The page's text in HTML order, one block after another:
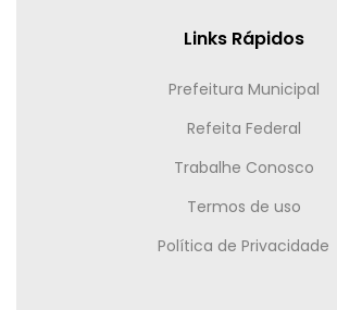
Links Rápidos
Prefeitura Municipal
Refeita Federal
Trabalhe Conosco
Termos de uso
Política de Privacidade